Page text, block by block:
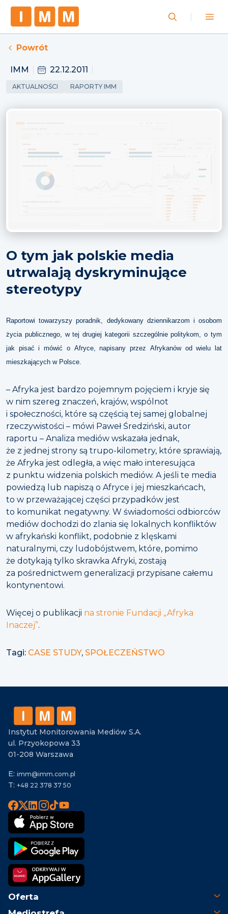
Powrót
IMM 22.12.2011
AKTUALNOŚCI RAPORTY IMM
O tym jak polskie media
utrwalają dyskryminujące
stereotypy
Raportowi towarzyszy poradnik, dedykowany dziennikarzom i osobom
życia publicznego, w tej drugiej kategorii szczególnie politykom, o tym
jak pisać i mówić o Afryce, napisany przez Afrykanów od wielu lat
mieszkających w Polsce.
– Afryka jest bardzo pojemnym pojęciem i kryje się
w nim szereg znaczeń, krajów, wspólnot
i społeczności, które są częścią tej samej globalnej
rzeczywistości – mówi Paweł Średziński, autor
raportu – Analiza mediów wskazała jednak,
że z jednej strony są trupo-kilometry, które sprawiają,
że Afryka jest odległa, a więc mało interesująca
z punktu widzenia polskich mediów. A jeśli te media
powiedzą lub napiszą o Afryce i jej mieszkańcach,
to w przeważającej części przypadków jest
to komunikat negatywny. W świadomości odbiorców
mediów dochodzi do zlania się lokalnych konfliktów
w afrykański konflikt, podobnie z klęskami
naturalnymi, czy ludobójstwem, które, pomimo
że dotykają tylko skrawka Afryki, zostają
za pośrednictwem generalizacji przypisane całemu
kontynentowi.
Więcej o publikacji na stronie Fundacji „Afryka
Inaczej”.
Tagi: CASE STUDY, SPOŁECZEŃSTWO
Instytut Monitorowania Mediów S.A.
ul. Przyokopowa 33
01-208 Warszawa
E: imm@imm.com.pl
T: +48 22 378 37 50
Oferta